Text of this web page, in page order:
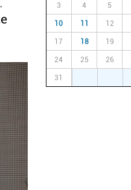
3 4 5
10 11 12
17 18 19
24 25 26
31